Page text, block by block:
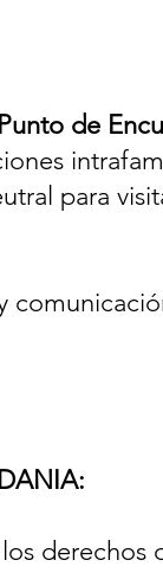
Punto de
para
derechos